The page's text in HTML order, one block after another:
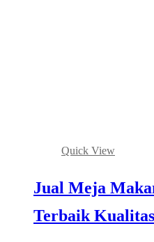
Quick View
Jual Meja
Terbaik